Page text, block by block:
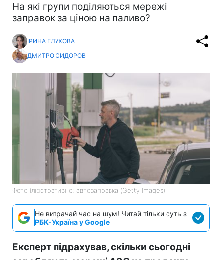
На які групи поділяються мережі
заправок за ціною на паливо?
ІРИНА ГЛУХОВА
ДМИТРО СИДОРОВ
Фото ілюстративне: автозаправка (Getty Images)
Не витрачай час на шум! Читай тільки суть з
РБК-Україна у Google
Експерт підрахував, скільки сьогодні